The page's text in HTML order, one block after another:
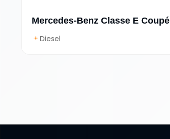
Mercedes-Benz Classe E Coupé
Diesel